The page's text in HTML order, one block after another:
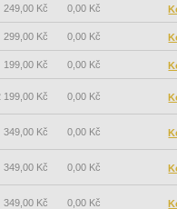
249,00 Kč 0,00 Kč
299,00 Kč 0,00 Kč
199,00 Kč 0,00 Kč
199,00 Kč 0,00 Kč
349,00 Kč 0,00 Kč
349,00 Kč 0,00 Kč
349,00 Kč 0,00 Kč